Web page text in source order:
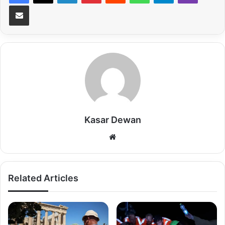
গত রোববার (৮ ডিসেম্বর) ক্ষমতাচ্যুত হন আসাদ। মাত্র ১২ দিনের ‘ঝোড়ো’ অভিযানে
রাজধানী দামেস্ক দখল করে নেয় বিদ্রোহী গোষ্ঠীগুলো। তাদের নেতৃত্ব দেয় হায়াত তাহরির
আল-শামস (এইচটিএস)। এখন তারা দেশে সরকার গঠনের তৎপরতা শুরু করেছেন।
এ যেন আমেরিকার হাতে রাশিয়ার পরাজয়! পশ্চিম এশিয়ার রণাঙ্গনে প্রতিটা চাল যেন পড়ছে
যুক্তরাষ্ট্রের মর্জিমাফিক। আপাতত সেখান থেকে ‘ল্যাজ গুটিয়ে’ পালানো ছাড়া মস্কোর
সামনে দ্বিতীয় রাস্তা খোলা নেই। ইরানের অবস্থাও তথৈবচ। অন্য দিকে, এই
পরিস্থিতিতে ‘লাভের গুড়’ কতটা খাওয়া যায়, তার হিসাব কষতে শুরু করেছে ওয়াশিংটন।
সম্পর্ক বিশেষজ্ঞদের একাংশ। তাঁদের দাবি, বিদ্রোহীদের দামাস্কাসে ঢুকে পড়া আসলে
আমেরিকারই জিত। এ বার অতি সহজেই ‘হট কেকে ছুরি চালানোর’ মতো করে পশ্চিম
আসাদ বাহিনীর এত দ্রুত পতনে হতবাক হয়েছে রাশিয়া ও ইরান। বিষয়টি রুশ প্রেসিডেন্ট
ভ্লাদিমির পুতিনের দপ্তর ক্রেমলিনও স্বীকার করেছে। গত সোমবার সিরিয়ায় গত কয়েক
দিনের নাটকীয় ঘটনাবলির বিষয়ে সংক্ষিপ্ত মন্তব্যে ক্রেমলিনের মুখপাত্র দিমিত্রি পেসকভ
Share via Email
Kasar Dewan
Related Articles